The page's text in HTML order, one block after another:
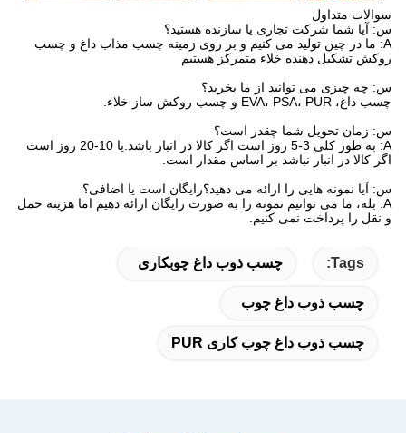
سوالات متداول
س: آیا شما شرکت تجاری یا سازنده هستید؟
A: ما در چین تولید می کنیم و بر روی زمینه چسب مذاب داغ و چسب
روکش تشکیل دهنده خلاء متمرکز هستیم
س: چه چیزی می توانید از ما بخرید؟
چسب داغ، EVA، PSA، PUR و چسب روکش ساز خلاء.
س: زمان تحویل شما چقدر است؟
A: به طور کلی 3-5 روز است اگر کالا در انبار باشد.یا 10-20 روز است
اگر کالا در انبار نباشد بر اساس مقدار است.
س: آیا نمونه هایی را ارائه می دهید؟رایگان است یا اضافی؟
A: بله، ما می توانیم نمونه را به صورت رایگان ارائه دهیم اما هزینه حمل
و نقل را پرداخت نمی کنیم.
Tags: چسب ذوب داغ چوبکاری
چسب ذوب داغ چوب
چسب ذوب داغ چوب کاری PUR